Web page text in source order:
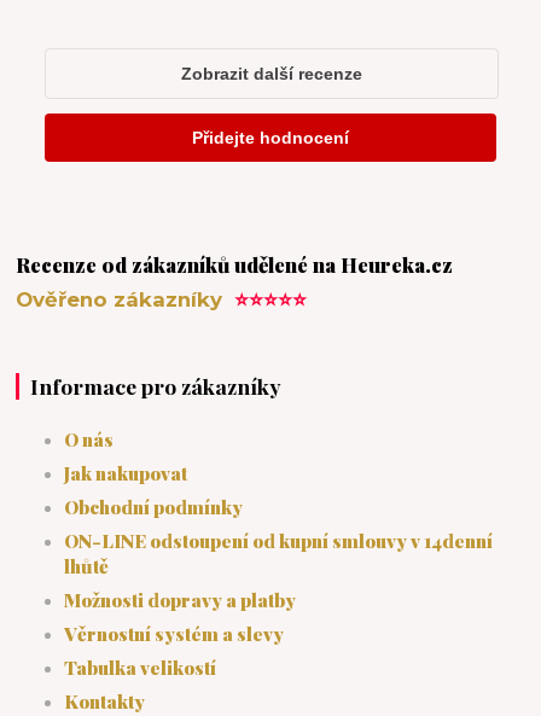
Recenze od zákazníků udělené na Heureka.cz
Ověřeno zákazníky⭐⭐⭐⭐⭐
Informace pro zákazníky
O nás
Jak nakupovat
Obchodní podmínky
ON-LINE odstoupení od kupní smlouvy v 14denní
lhůtě
Možnosti dopravy a platby
Věrnostní systém a slevy
Tabulka velikostí
Kontakty